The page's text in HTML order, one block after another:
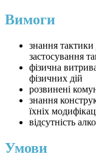
Вимоги
знання тактики
застосування
фізична
фізичних дій
розвинені
знання
їхніх
відсутність
Умови